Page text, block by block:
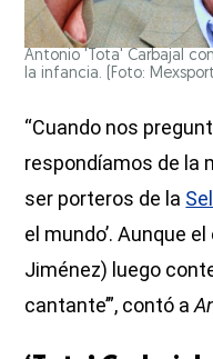
Antonio 'Tota' Carbajal
la infancia. (Foto:
“Cuando nos
respondíamos de la
ser porteros de la
el mundo’. Aunque
Jiménez) luego
cantante’”, contó a